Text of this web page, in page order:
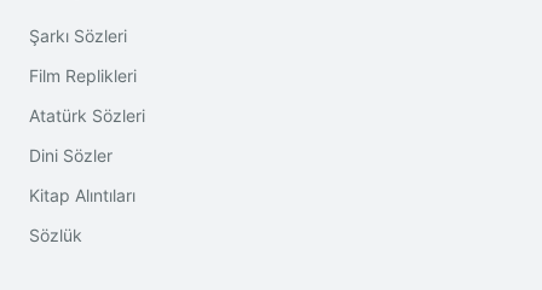
Şarkı Sözleri
Film Replikleri
Atatürk Sözleri
Dini Sözler
Kitap Alıntıları
Sözlük